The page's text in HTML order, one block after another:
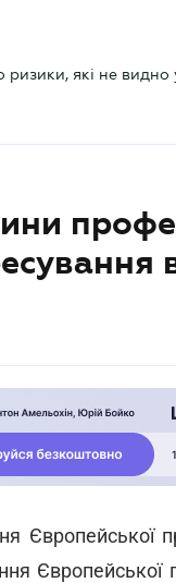
які не видно
Європейської
Європейської